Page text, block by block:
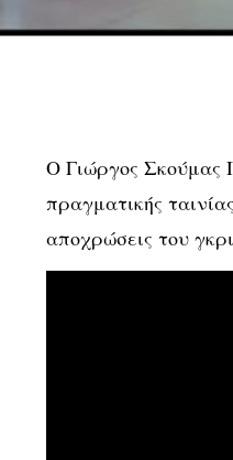
Ο Γιώργος Σκούμας
πραγματικής
αποχρώσεις του